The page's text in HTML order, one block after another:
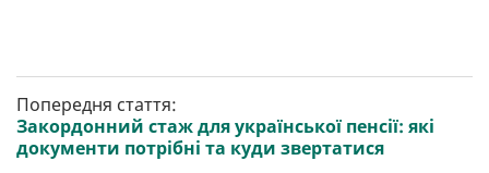
Попередня стаття:
Закордонний стаж для української пенсії: які
документи потрібні та куди звертатися